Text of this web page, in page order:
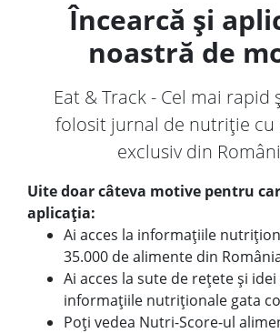
Încearcă și
noastră de
Eat & Track - Cel mai rapid
folosit jurnal de nutriție cu
exclusiv din
Uite doar câteva motive pentru
aplicația:
Ai acces la informațiile
35.000 de alimente din
Ai acces la sute de rețete și
informațiile nutriționale gata
Poți vedea Nutri-Score-ul